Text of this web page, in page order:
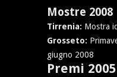
Mostre 2008
Tirrenia: Mostra
Grosseto:
giugno 2008
Premi 2005